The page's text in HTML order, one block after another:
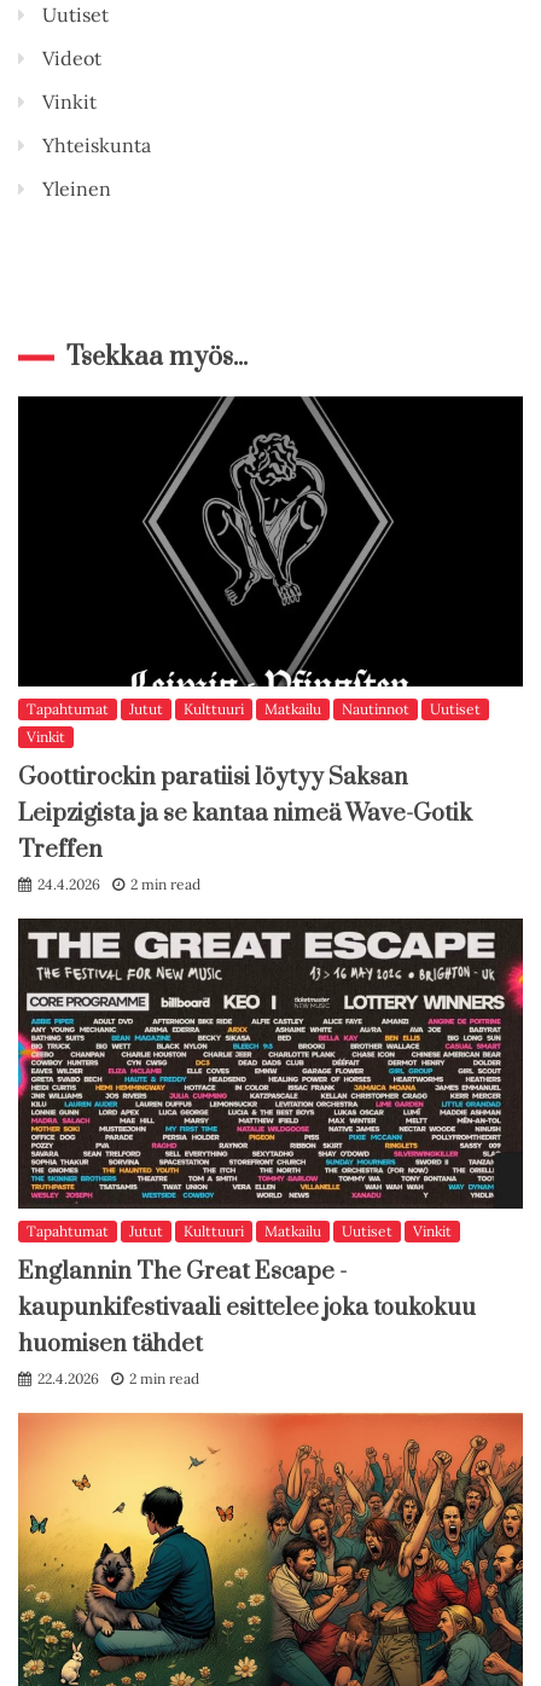
Uutiset
Videot
Vinkit
Yhteiskunta
Yleinen
Tsekkaa myös...
Tapahtumat Jutut Kulttuuri Matkailu Nautinnot
Uutiset
Vinkit
Goottirockin paratiisi löytyy Saksan
Leipzigista ja se kantaa nimeä Wave-Gotik
Treffen
24.4.2026 2 min read
Tapahtumat Jutut Kulttuuri Matkailu Uutiset Vinkit
Englannin The Great Escape -
kaupunkifestivaali esittelee joka toukokuu
huomisen tähdet
22.4.2026 2 min read